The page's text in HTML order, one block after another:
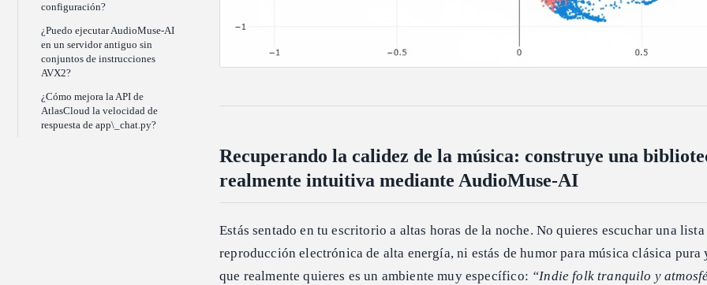
configuración?
¿Puedo ejecutar AudioMuse-AI
en un servidor antiguo sin
conjuntos de instrucciones
AVX2?
¿Cómo mejora la API de
AtlasCloud la velocidad de
respuesta de app\_chat.py?
Recuperando la calidez de la música: construye una
realmente intuitiva mediante AudioMuse-AI
Estás sentado en tu escritorio a altas horas de la noche. No quieres escuchar una lista
reproducción electrónica de alta energía, ni estás de humor para música clásica pura
que realmente quieres es un ambiente muy específico: “Indie folk tranquilo y